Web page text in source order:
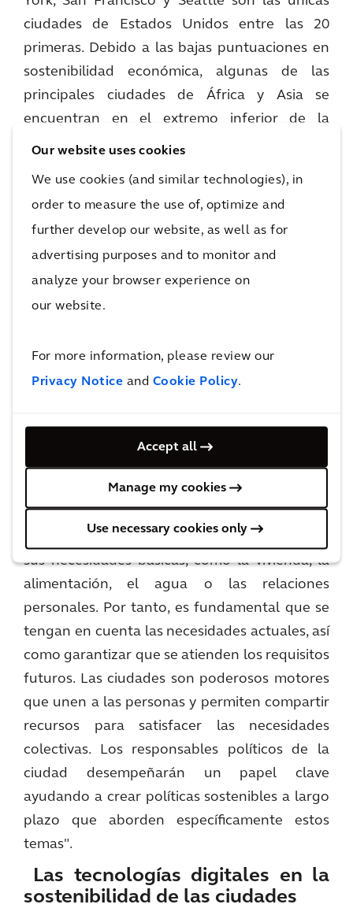
Our website uses cookies
We use cookies (and similar technologies), in
order to measure the use of, optimize and
further develop our website, as well as for
advertising purposes and to monitor and
analyze your browser experience on
our website.
For more information, please review our
Privacy Notice and Cookie Policy.
Accept all
Manage my cookies
Use necessary cookies only
ciudades de Estados Unidos entre las 20
primeras. Debido a las bajas puntuaciones en
sostenibilidad económica, algunas de las
principales ciudades de África y Asia se
encuentran en el extremo inferior de la
clasificación.
Las ciudades que encabezan el Índice han
logrado alcanzar un cierto grado de equilibrio
sostenible, no sólo debido a su legado
similares en los tres pilares de sostenibilidad, a
pesar de que todavía se enfrenta a enormes
John Batten, Director Global de Ciudades de
Arcadis, ha afirmado: "en muchas ciudades,
desarrolladas o en proceso, los ciudadanos se
enfrentan a enormes desafíos para satisfacer
sus necesidades básicas, como la vivienda, la
alimentación, el agua o las relaciones
personales. Por tanto, es fundamental que se
tengan en cuenta las necesidades actuales, así
como garantizar que se atienden los requisitos
futuros. Las ciudades son poderosos motores
que unen a las personas y permiten compartir
recursos para satisfacer las necesidades
colectivas. Los responsables políticos de la
ciudad desempeñarán un papel clave
ayudando a crear políticas sostenibles a largo
plazo que aborden específicamente estos
temas".
Las tecnologías digitales en la
sostenibilidad de las ciudades